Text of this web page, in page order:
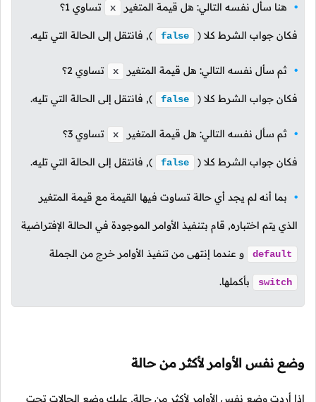
هنا سأل نفسه التالي: هل قيمة المتغير x تساوي 1؟
فكان جواب الشرط كلا (
false
), فانتقل إلى الحالة التي تليه.
ثم سأل نفسه التالي: هل قيمة المتغير x تساوي 2؟
فكان جواب الشرط كلا (
false
), فانتقل إلى الحالة التي تليه.
ثم سأل نفسه التالي: هل قيمة المتغير x تساوي 3؟
فكان جواب الشرط كلا (
false
), فانتقل إلى الحالة التي تليه.
بما أنه لم يجد أي حالة تساوت فيها القيمة مع قيمة المتغير
الذي يتم اختباره, قام بتنفيذ الأوامر الموجودة في الحالة الإفتراضية
default و عندما إنتهى من تنفيذ الأوامر خرج من الجملة
switch بأكملها.
وضع نفس الأوامر لأكثر من حالة
إذا أردت وضع نفس الأوامر لأكثر من حالة, عليك وضع الحالات تحت